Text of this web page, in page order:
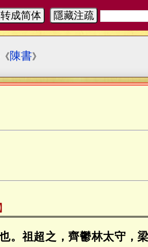
转成简体 隱藏注疏
陳書》
。祖超之，齊鬱林太守，